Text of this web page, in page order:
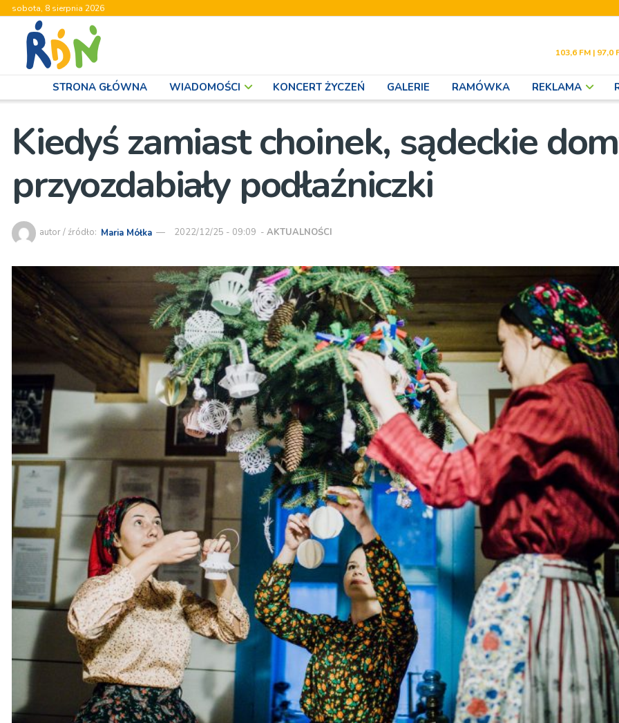
sobota, 8 sierpnia 2026
103,6 FM | 97,0
STRONA GŁÓWNA WIADOMOŚCI KONCERT ŻYCZEŃ GALERIE RAMÓWKA REKLAMA
Kiedyś zamiast choinek, sądeckie
przyozdabiały podłaźniczki
autor / źródło: Maria Mółka 2022/12/25 - 09:09 - AKTUALNOŚCI